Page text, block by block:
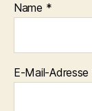
Name *
E-Mail-Adresse